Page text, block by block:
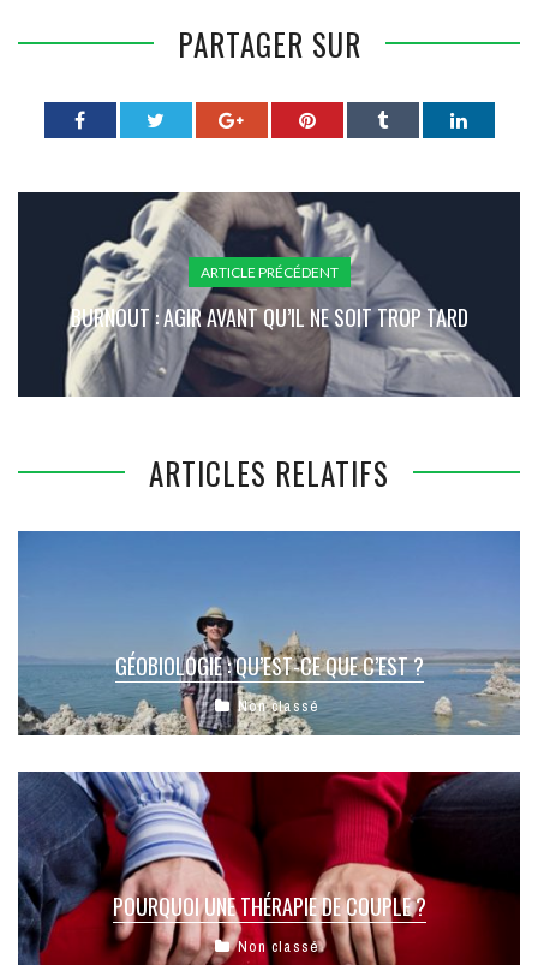
PARTAGER SUR
ARTICLE PRÉCÉDENT
BURNOUT : AGIR AVANT QU’IL NE SOIT TROP TARD
ARTICLES RELATIFS
GÉOBIOLOGIE : QU’EST-CE QUE C’EST ?
Non classé
POURQUOI UNE THÉRAPIE DE COUPLE ?
Non classé